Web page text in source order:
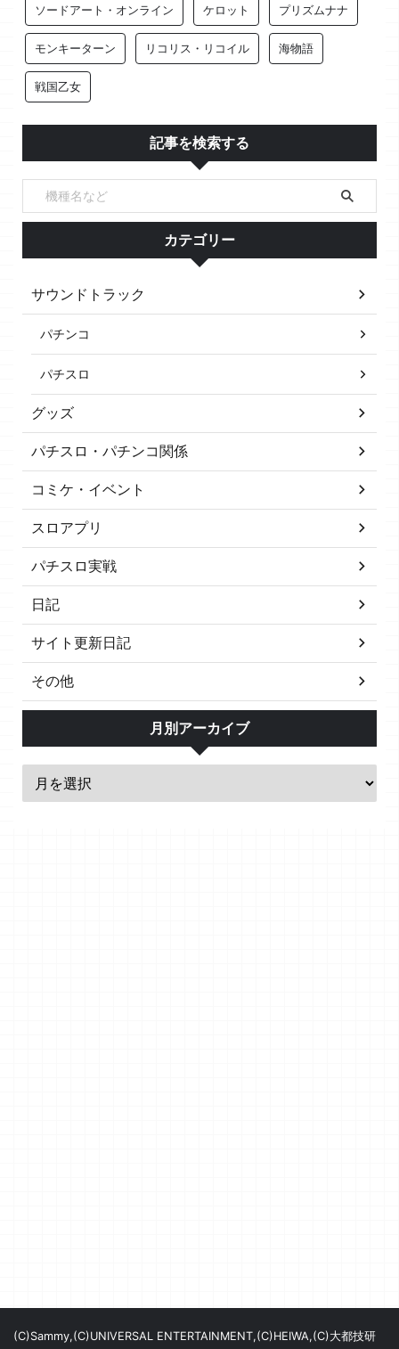
ソードアート・オンライン ケロット プリズムナナ
モンキーターン リコリス・リコイル 海物語
戦国乙女
記事を検索する
カテゴリー
サウンドトラック
パチンコ
パチスロ
グッズ
パチスロ・パチンコ関係
コミケ・イベント
スロアプリ
パチスロ実戦
日記
サイト更新日記
その他
月別アーカイブ
(C)Sammy,(C)UNIVERSAL ENTERTAINMENT,(C)HEIWA,(C)大都技研